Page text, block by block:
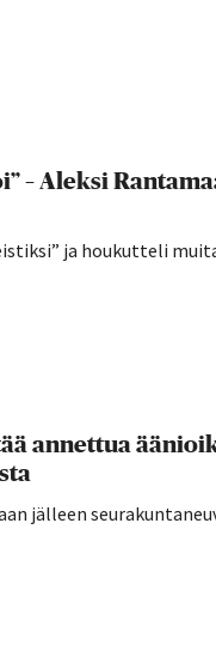
– Aleksi
ja houkutteli
annettua
jälleen